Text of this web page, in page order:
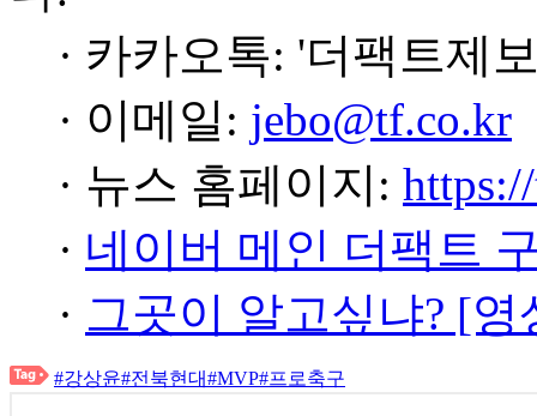
· 카카오톡: '더팩트제
· 이메일: jebo@tf.co.kr
· 뉴스 홈페이지:
· 네이버 메인 더팩트
· 그곳이 알고싶냐? [
#강상윤#전북현대#MVP#프로축구